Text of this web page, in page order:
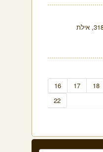
16 17 18
22